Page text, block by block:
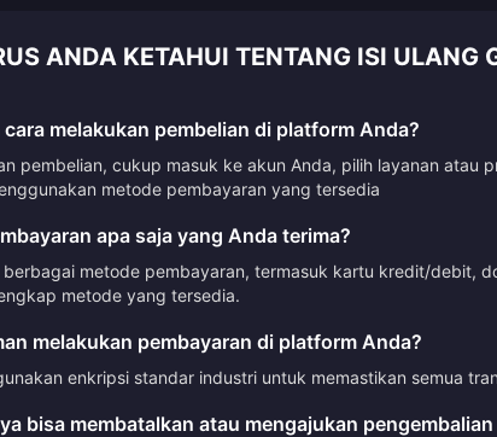
ANDA KETAHUI TENTANG ISI ULANG
cara melakukan pembelian di platform Anda?
pembelian, cukup masuk ke akun Anda, pilih layanan
metode pembayaran yang tersedia
apa saja yang Anda terima?
berbagai metode pembayaran, termasuk kartu kredit/debit,
metode yang tersedia.
melakukan pembayaran di platform Anda?
enkripsi standar industri untuk memastikan semua
bisa membatalkan atau mengajukan